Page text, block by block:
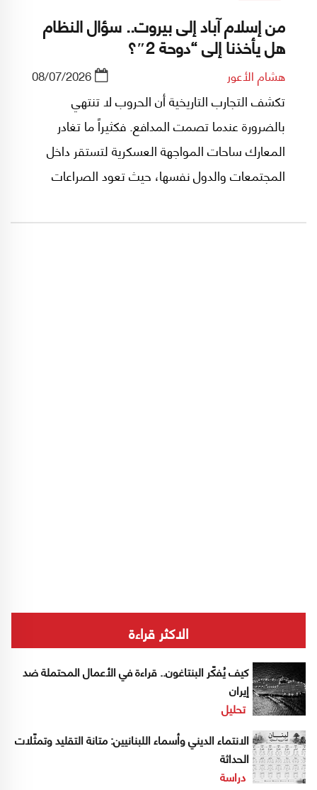
من إسلام آباد إلى بيروت.. سؤال النظام
هل يأخذنا إلى “دوحة 2″؟
هشام الأعور 08/07/2026
تكشف التجارب التاريخية أن الحروب لا تنتهي
بالضرورة عندما تصمت المدافع. فكثيراً ما تغادر
المعارك ساحات المواجهة العسكرية لتستقر داخل
المجتمعات والدول نفسها، حيث تعود الصراعات
والاقتصاد وتوزيع النفوذ. وما أن تتراجع حدة
الاكثر قراءة
كيف يُفكّر البنتاغون.. قراءة في الأعمال المحتملة ضد
إيران
تحليل
الانتماء الديني وأسماء اللبنانيين: متانة التقليد وتمثّلات
الحداثة
دراسة